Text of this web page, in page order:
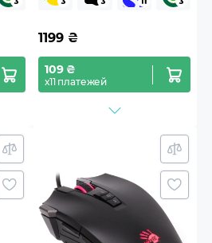
1199 ₴
109 ₴
х11 платежей